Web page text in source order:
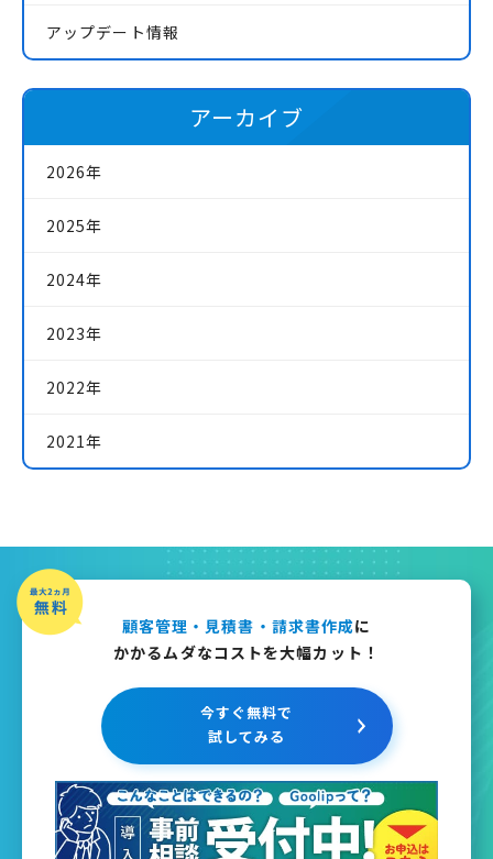
アップデート情報
アーカイブ
2026年
2025年
2024年
2023年
2022年
2021年
顧客管理・見積書・請求書作成に
かかるムダなコストを大幅カット！
今すぐ無料で
試してみる